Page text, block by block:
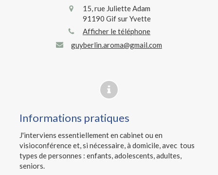
15, rue Juliette Adam
91190 Gif sur Yvette
Afficher le téléphone
guyberlin.aroma@gmail.com
Informations pratiques
J'interviens essentiellement en cabinet ou en
visioconférence et, si nécessaire, à domicile, avec tous
types de personnes : enfants, adolescents, adultes,
seniors.